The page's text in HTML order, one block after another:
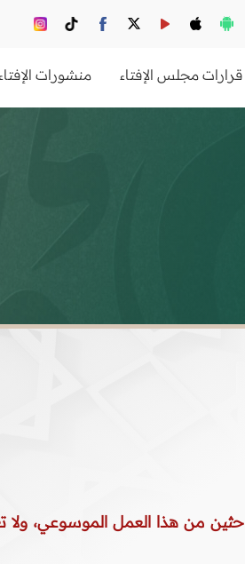
قرارات مجلس الإفتاء منشورات
من هذا العمل الموسوعي، ولا